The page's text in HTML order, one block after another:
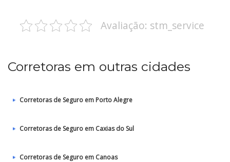
Avaliação: stm_service
Corretoras em outras cidades
Corretoras de Seguro em Porto Alegre
Corretoras de Seguro em Caxias do Sul
Corretoras de Seguro em Canoas